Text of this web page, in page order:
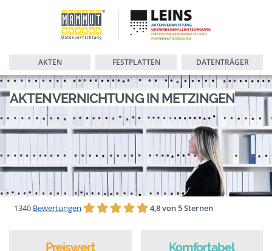
AKTEN FESTPLATTEN DATENTRÄGER
AKTENVERNICHTUNG IN METZINGEN
1340 Bewertungen 4,8 von 5 Sternen
Preiswert Komfortabel